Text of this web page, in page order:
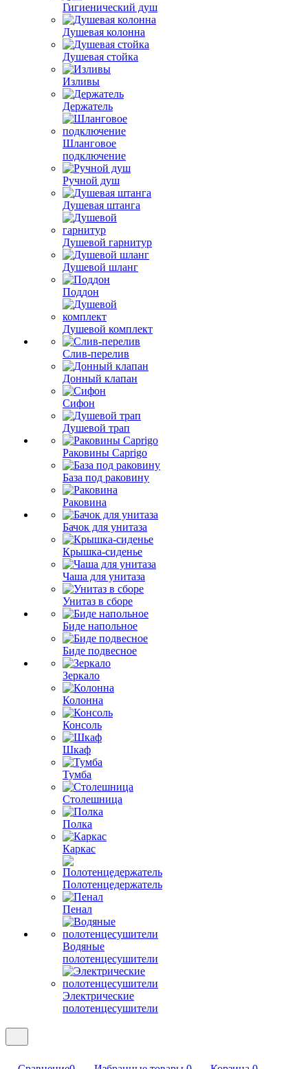
Гигиенический душ
Душевая колонна
Душевая стойка
Изливы
Держатель
Шланговое
подключение
Ручной душ
Душевая штанга
Душевой гарнитур
Душевой шланг
Поддон
Душевой комплект
Слив-перелив
Донный клапан
Сифон
Душевой трап
Раковины Caprigo
База под раковину
Раковина
Бачок для унитаза
Крышка-сиденье
Чаша для унитаза
Унитаз в сборе
Биде напольное
Биде подвесное
Зеркало
Колонна
Консоль
Шкаф
Тумба
Столешница
Полка
Каркас
Полотенцедержатель
Пенал
Водяные
полотенцесушители
Электрические
полотенцесушители